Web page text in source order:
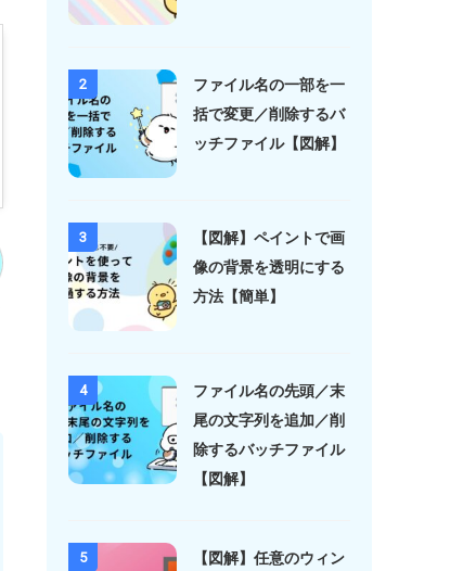
2
ファイル名の一部を一
括で変更／削除するバ
ッチファイル【図解】
3
【図解】ペイントで画
像の背景を透明にする
方法【簡単】
4
ファイル名の先頭／末
尾の文字列を追加／削
除するバッチファイル
【図解】
5
【図解】任意のウィン